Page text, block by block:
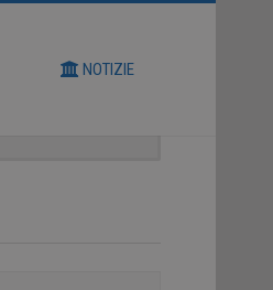
NOTIZIE